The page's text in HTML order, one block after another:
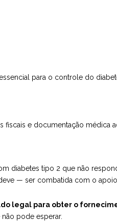
para o controle do
fiscais e documentação médica
diabetes tipo 2 que não
— ser combatida com o
legal para obter o
pode esperar.